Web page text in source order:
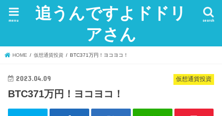
追うんですよドドリ
アさん
search
menu
HOME 仮想通貨投資 BTC371万円！ヨコヨコ！
仮想通貨投資
2023.04.09
BTC371万円！ヨコヨコ！